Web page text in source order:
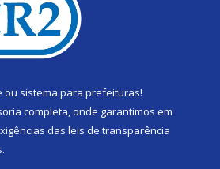
ou sistema para prefeituras!
completa, onde garantimos em
das leis de transparência